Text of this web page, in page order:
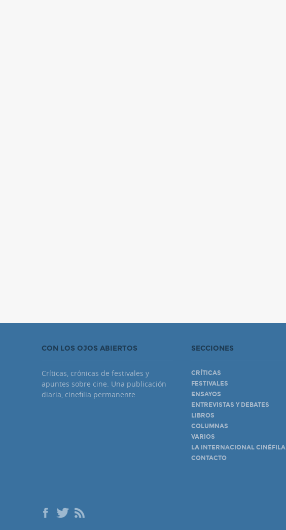
CON LOS OJOS ABIERTOS
Críticas, crónicas de festivales y
apuntes sobre cine. Una publicación
diaria, cinefilia permanente.
SECCIONES
CRÍTICAS
FESTIVALES
ENSAYOS
ENTREVISTAS Y DEBATES
LIBROS
COLUMNAS
VARIOS
LA INTERNACIONAL CINÉFILA
CONTACTO